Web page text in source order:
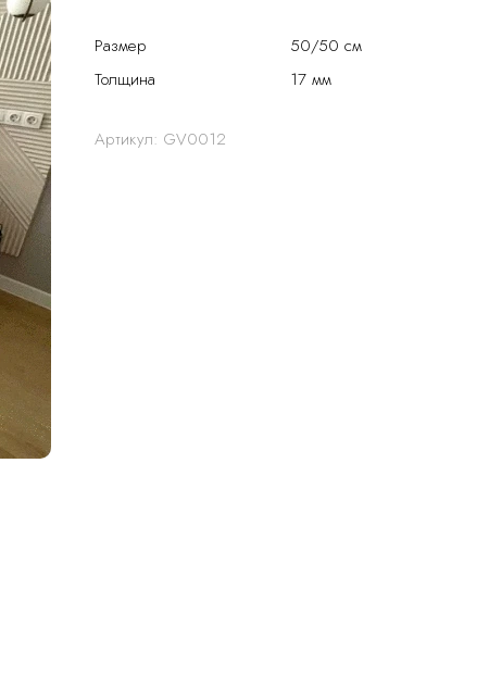
Размер
50/50 см
Толщина
17 мм
Артикул: GV0012